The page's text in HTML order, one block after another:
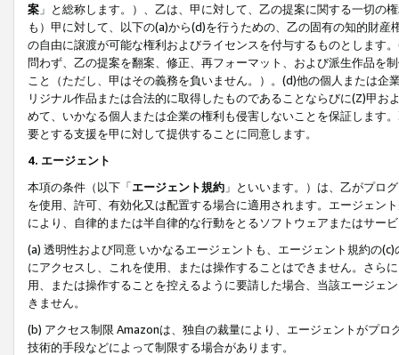
案 」と総称します。）、乙は、甲に対して、乙の提案に関する一切
も）甲に対して、以下の(a)から(d)を行うための、乙の固有の知的財
の自由に譲渡が可能な権利およびライセンスを付与するものとします
問わず、乙の提案を翻案、修正、再フォーマット、および派生作品を
こと（ただし、甲はその義務を負いません。）。(d)他の個人または
リジナル作品または合法的に取得したものであることならびに(Z)甲
めて、いかなる個人または企業の権利も侵害しないことを保証します
要とする支援を甲に対して提供することに同意します。
4. エージェント
本項の条件（以下「エージェント規約 」といいます。）は、乙がプロ
を使用、許可、有効化又は配置する場合に適用されます。エージェン
により、自律的または半自律的な行動をとるソフトウェアまたはサー
(a) 透明性および同意 いかなるエージェントも、エージェント規約の
にアクセスし、これを使用、または操作することはできません。さら
用、または操作することを控えるように要請した場合、当該エージェ
きません。
(b) アクセス制限 Amazonは、独自の裁量により、エージェントがプ
技術的手段などによって制限する場合があります。